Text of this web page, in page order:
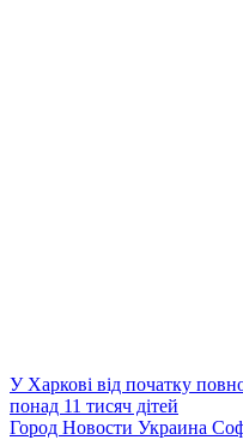
У Харкові від початку
понад 11 тисяч дітей
Город Новости Украина